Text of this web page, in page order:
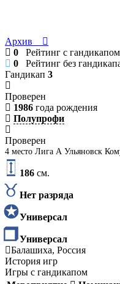
Архив
0 Рейтинг с гандикапом
0 Рейтинг без
Гандикап 3
Проверен
1986 года рождения
Полупрофи
Проверен
4 место Лига А Ульяновск
186 см.
Нет разряда
Универсал
Универсал
Балашиха, Россия
История игр
Игры с гандикапом